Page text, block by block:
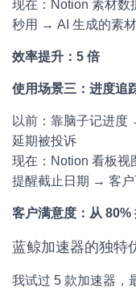
现在：Notion 素材
秒用 → AI 生成的素
效率提升：5 倍
使用场景三：进度追
以前：靠脑子记进度
延期被投诉
现在：Notion 看板
提醒截止日期 → 客
客户满意度：从 80%
蓝鲸加速器的独特
我试过 5 款加速器，